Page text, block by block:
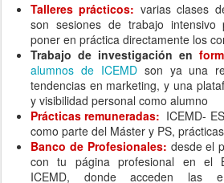
Talleres prácticos: varias clases
son sesiones de trabajo
poner en práctica directamente los
Trabajo de investigación en
alumnos de ICEMDson ya una
tendencias en marketing, y una
y visibilidad personal como alumno
Prácticas remuneradas: ICEMD-
como parte del Máster y PS,
Banco de Profesionales: desde el
con tu página profesional en el
ICEMD, donde acceden las